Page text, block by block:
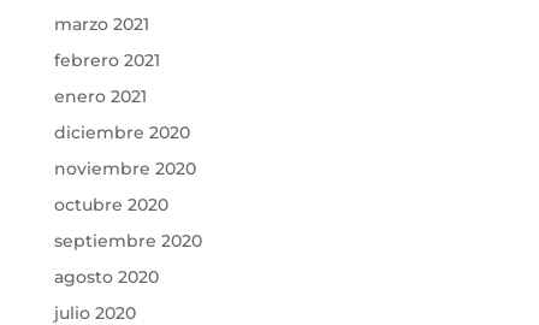
marzo 2021
febrero 2021
enero 2021
diciembre 2020
noviembre 2020
octubre 2020
septiembre 2020
agosto 2020
julio 2020